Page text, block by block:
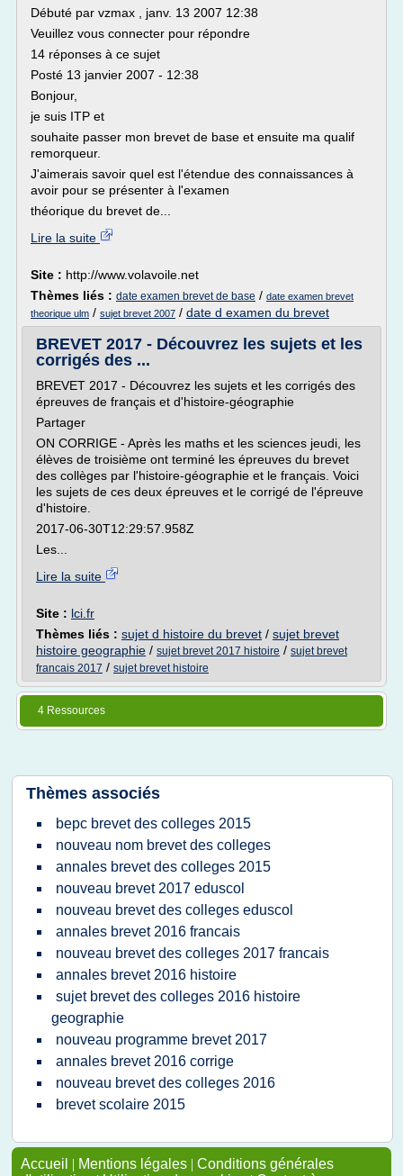
Débuté par vzmax , janv. 13 2007 12:38
Veuillez vous connecter pour répondre
14 réponses à ce sujet
Posté 13 janvier 2007 - 12:38
Bonjour,
je suis ITP et
souhaite passer mon brevet de base et ensuite ma qualif
remorqueur.
J'aimerais savoir quel est l'étendue des connaissances à
avoir pour se présenter à l'examen
théorique du brevet de...
Lire la suite
Site : http://www.volavoile.net
Thèmes liés : date examen brevet de base / date examen brevet
theorique ulm / sujet brevet 2007 / date d examen du brevet
BREVET 2017 - Découvrez les sujets et les
corrigés des ...
BREVET 2017 - Découvrez les sujets et les corrigés des
épreuves de français et d'histoire-géographie
Partager
ON CORRIGE - Après les maths et les sciences jeudi, les
élèves de troisième ont terminé les épreuves du brevet
des collèges par l'histoire-géographie et le français. Voici
les sujets de ces deux épreuves et le corrigé de l'épreuve
d'histoire.
2017-06-30T12:29:57.958Z
Les...
Lire la suite
Site : lci.fr
Thèmes liés : sujet d histoire du brevet / sujet brevet
histoire geographie / sujet brevet 2017 histoire / sujet brevet
francais 2017 / sujet brevet histoire
4 Ressources
Thèmes associés
bepc brevet des colleges 2015
nouveau nom brevet des colleges
annales brevet des colleges 2015
nouveau brevet 2017 eduscol
nouveau brevet des colleges eduscol
annales brevet 2016 francais
nouveau brevet des colleges 2017 francais
annales brevet 2016 histoire
sujet brevet des colleges 2016 histoire
geographie
nouveau programme brevet 2017
annales brevet 2016 corrige
nouveau brevet des colleges 2016
brevet scolaire 2015
Accueil | Mentions légales | Conditions générales